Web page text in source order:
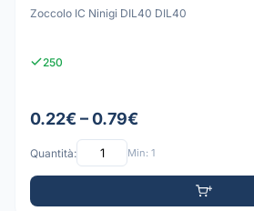
Zoccolo IC Ninigi DIL40 DIL40
250
0.22€ – 0.79€
Quantità: Min: 1